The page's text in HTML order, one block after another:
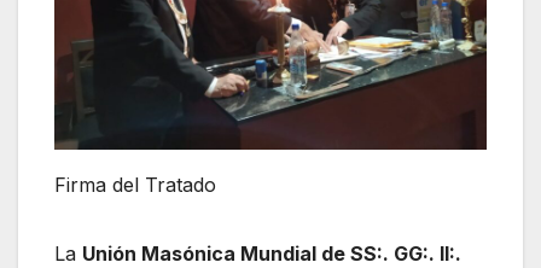
Firma del Tratado
La Unión Masónica Mundial de SS:. GG:. II:.